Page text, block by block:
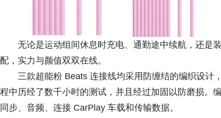
无论是运动组间休息时充电、通勤途中续航，还是
配，实力与颜值双双在线。
三款超能粉 Beats 连接线均采用防缠结的编织设计
程中历经了数千小时的测试，并且经过加固以防磨损。
同步、音频、连接 CarPlay 车载和传输数据。